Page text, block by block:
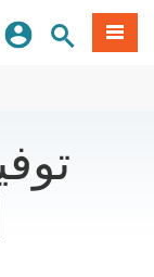
تسجيل الدخول
بحث الموقع
طعام